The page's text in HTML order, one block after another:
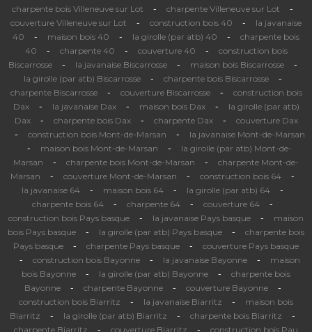
charpente bois Villeneuve sur Lot - charpente Villeneuve sur Lot -
couverture Villeneuve sur Lot - construction bois 40 -
la javanaise
40
- maison bois 40 - la girolle (par atb) 40 -
charpente bois
40
- charpente 40 - couverture 40 -
construction bois
Biscarrosse
- la javanaise Biscarrosse - maison bois Biscarrosse -
la girolle (par atb) Biscarrosse - charpente bois Biscarrosse -
charpente Biscarrosse - couverture Biscarrosse -
construction bois
Dax
- la javanaise Dax - maison bois Dax -
la girolle (par atb)
Dax
- charpente bois Dax - charpente Dax - couverture Dax
- construction bois Mont-de-Marsan - la javanaise Mont-de-Marsan
- maison bois Mont-de-Marsan -
la girolle (par atb) Mont-de-
Marsan
- charpente bois Mont-de-Marsan -
charpente Mont-de-
Marsan
- couverture Mont-de-Marsan - construction bois 64 -
la javanaise 64 - maison bois 64 - la girolle (par atb) 64 -
charpente bois 64 - charpente 64 - couverture 64 -
construction bois Pays basque - la javanaise Pays basque -
maison
bois Pays basque
- la girolle (par atb) Pays basque -
charpente bois
Pays basque
- charpente Pays basque - couverture Pays basque
- construction bois Bayonne - la javanaise Bayonne -
maison
bois Bayonne
- la girolle (par atb) Bayonne -
charpente bois
Bayonne
- charpente Bayonne - couverture Bayonne -
construction bois Biarritz - la javanaise Biarritz -
maison bois
Biarritz
- la girolle (par atb) Biarritz - charpente bois Biarritz -
charpente Biarritz - couverture Biarritz - construction bois Pau